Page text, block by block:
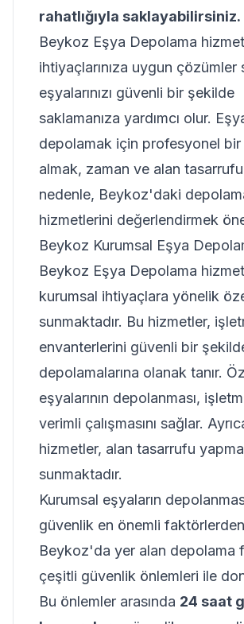
rahatlığıyla saklayabilirsiniz.
Beykoz Eşya Depolama
ihtiyaçlarınıza uygun çözümler
eşyalarınızı güvenli bir şekilde
saklamanıza yardımcı olur.
depolamak için profesyonel
almak, zaman ve alan
nedenle, Beykoz'daki
hizmetlerini değerlendirmek
Beykoz Kurumsal Eşya
Beykoz Eşya Depolama
kurumsal ihtiyaçlara yönelik
sunmaktadır. Bu hizmetler,
envanterlerini güvenli bir
depolamalarına olanak tanır.
eşyalarının depolanması,
verimli çalışmasını sağlar.
hizmetler, alan tasarrufu yapma
sunmaktadır.
Kurumsal eşyaların
güvenlik en önemli
Beykoz'da yer alan depolama
çeşitli güvenlik önlemleri ile
Bu önlemler arasında 24 saat